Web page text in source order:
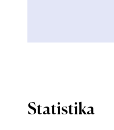
Statistika